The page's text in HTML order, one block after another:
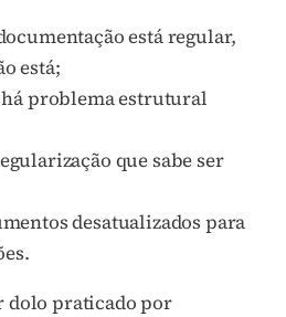
está regular,
está;
problema estrutural
que sabe ser
desatualizados para
dolo praticado por